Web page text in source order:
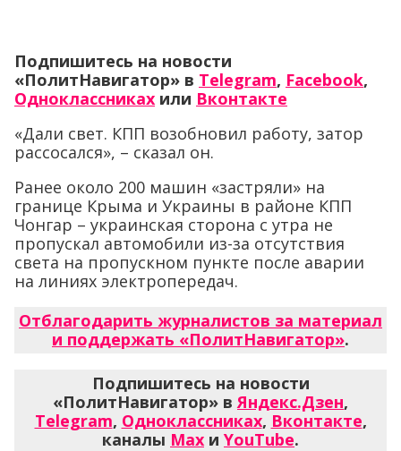
Подпишитесь на новости
«ПолитНавигатор» в Telegram, Facebook,
Одноклассниках или Вконтакте
«Дали свет. КПП возобновил работу, затор
рассосался», – сказал он.
Ранее около 200 машин «застряли» на
границе Крыма и Украины в районе КПП
Чонгар – украинская сторона с утра не
пропускал автомобили из-за отсутствия
света на пропускном пункте после аварии
на линиях электропередач.
Отблагодарить журналистов за материал
и поддержать «ПолитНавигатор».
Подпишитесь на новости
«ПолитНавигатор» вЯндекс.Дзен,
Telegram, Одноклассниках, Вконтакте,
каналы Max и YouTube.